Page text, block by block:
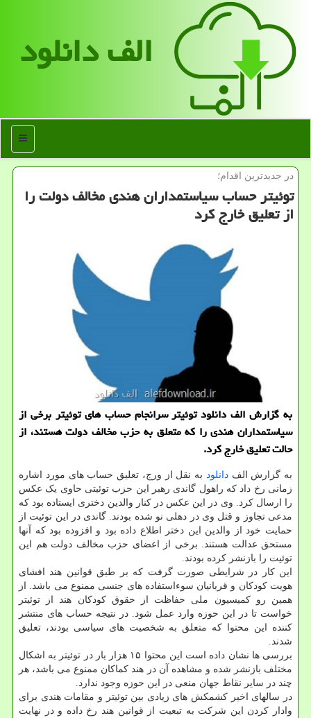
الف دانلود
منو
در جدیدترین اقدام؛
توئیتر حساب سیاستمداران هندی مخالف دولت را
از تعلیق خارج کرد
به گزارش الف دانلود توئیتر سرانجام حساب های توئیتر برخی از
سیاستمداران هندی را که متعلق به حزب مخالف دولت هستند، از
حالت تعلیق خارج کرد.
به گزارش الفدانلود به نقل از ورج، تعلیق حساب های مورد اشاره
زمانی رخ داد که راهول گاندی رهبر این حزب توئیتی حاوی یک عکس
را ارسال کرد. وی در این عکس در کنار والدین دختری ایستاده بود که
مدعی تجاوز و قتل وی در دهلی نو شده بودند. گاندی در این توئیت از
حمایت خود از والدین این دختر اطلاع داده بود و افزوده بود که آنها
مستحق عدالت هستند. برخی از اعضای حزب مخالف دولت هم این
توئیت را بازنشر کرده بودند.
این کار در شرایطی صورت گرفت که بر طبق قوانین هند افشای
هویت کودکان و قربانیان سوءاستفاده های جنسی ممنوع می باشد. از
همین رو کمیسیون ملی حفاظت از حقوق کودکان هند از توئیتر
خواست تا در این حوزه وارد عمل شود. در نتیجه حساب های منتشر
کننده این محتوا که متعلق به شخصیت های سیاسی بودند، تعلیق
شدند.
بررسی ها نشان داده است این محتوا ۱۵ هزار بار در توئیتر به اشکال
مختلف بازنشر شده و مشاهده آن در هند کماکان ممنوع می باشد، هر
چند در سایر نقاط جهان منعی در این حوزه وجود ندارد.
در سالهای اخیر کشمکش های زیادی بین توئیتر و مقامات هندی برای
وادار کردن این شرکت به تبعیت از قوانین هند رخ داده و در نهایت